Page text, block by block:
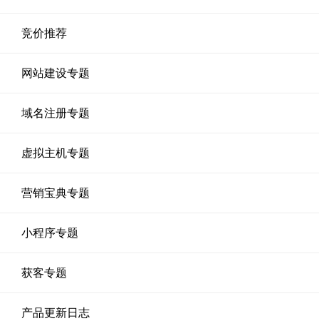
竞价推荐
网站建设专题
域名注册专题
虚拟主机专题
营销宝典专题
小程序专题
获客专题
产品更新日志